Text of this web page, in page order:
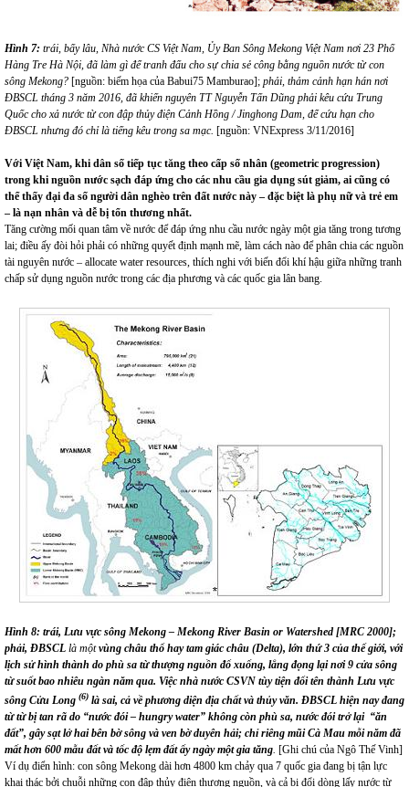
Hình 7: trái, bấy lâu, Nhà nước CS Việt Nam, Ủy Ban Sông Mekong Việt Nam nơi 23 Phố
Hàng Tre Hà Nội, đã làm gì để tranh đấu cho sự chia sẻ công bằng nguồn nước từ con
sông Mekong? [nguồn: biếm họa của Babui75 Mamburao]; phải, thảm cảnh hạn hán nơi
ĐBSCL tháng 3 năm 2016, đã khiến nguyên TT Nguyễn Tấn Dũng phải kêu cứu Trung
Quốc cho xả nước từ con đập thủy điện Cảnh Hồng / Jinghong Dam, để cứu hạn cho
ĐBSCL nhưng đó chỉ là tiếng kêu trong sa mạc. [nguồn: VNExpress 3/11/2016]
Với Việt Nam, khi dân số tiếp tục tăng theo cấp số nhân (geometric progression)
trong khi nguồn nước sạch đáp ứng cho các nhu cầu gia dụng sút giảm, ai cũng có
thể thấy đại đa số người dân nghèo trên đất nước này – đặc biệt là phụ nữ và trẻ em
– là nạn nhân và dễ bị tổn thương nhất.
Tăng cường mối quan tâm về nước để đáp ứng nhu cầu nước ngày một gia tăng trong tương
lai; điều ấy đòi hỏi phải có những quyết định mạnh mẽ, làm cách nào để phân chia các nguồn
tài nguyên nước – allocate water resources, thích nghi với biến đổi khí hậu giữa những tranh
chấp sử dụng nguồn nước trong các địa phương và các quốc gia lân bang.
Hình 8: trái, Lưu vực sông Mekong – Mekong River Basin or Watershed [MRC 2000];
phải, ĐBSCL là mộtvùng châu thổ hay tam giác châu (Delta), lớn thứ 3 của thế giới, với
lịch sử hình thành do phù sa từ thượng nguồn đổ xuống, lắng đọng lại nơi 9 cửa sông
từ suốt bao nhiêu ngàn năm qua. Việc nhà nước CSVN tùy tiện đổi tên thành Lưu vực
sông Cửu Long (6) là sai, cả về phương diện địa chất và thủy văn. ĐBSCL hiện nay đang
từ từ bị tan rã do “nước đói – hungry water” không còn phù sa, nước đói trở lại “ăn
đất”, gây sạt lở hai bên bờ sông và ven bờ duyên hải; chỉ riêng mũi Cà Mau mỗi năm đã
mất hơn 600 mẫu đất và tốc độ lẹm đất ấy ngày một gia tăng. [Ghi chú của Ngô Thế Vinh]
Ví dụ điển hình: con sông Mekong dài hơn 4800 km chảy qua 7 quốc gia đang bị tận lực
khai thác bởi chuỗi những con đập thủy điện thượng nguồn, và cả bị đổi dòng lấy nước từ